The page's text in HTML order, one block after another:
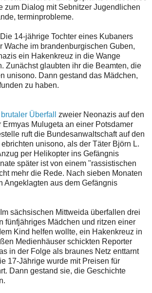
zum Dialog mit Sebnitzer Jugendlichen
terminprobleme.
Die 14-jährige Tochter eines Kubaners
Wache im brandenburgischen Guben,
ein Hakenkreuz in die Wange
Zunächst glaubten ihr die Beamten, die
unisono. Dann gestand das Mädchen,
zu haben.
brutaler Überfall
zweier Neonazis auf den
Ermyas Mulugeta an einer Potsdamer
ruft die Bundesanwaltschaft auf den
unisono, als der Täter Björn L.
per Helikopter ins Gefängnis
später ist von einem "rassistischen
mehr die Rede. Nach sieben Monaten
Angeklagten aus dem Gefängnis
Im sächsischen Mittweida überfallen drei
fünfjähriges Mädchen und ritzen einer
Kind helfen wollte, ein Hakenkreuz in
Medienhäuser schickten Reporter
in der Folge als braunes Netz enttarnt
17-Jährige wurde mit Preisen für
Dann gestand sie, die Geschichte